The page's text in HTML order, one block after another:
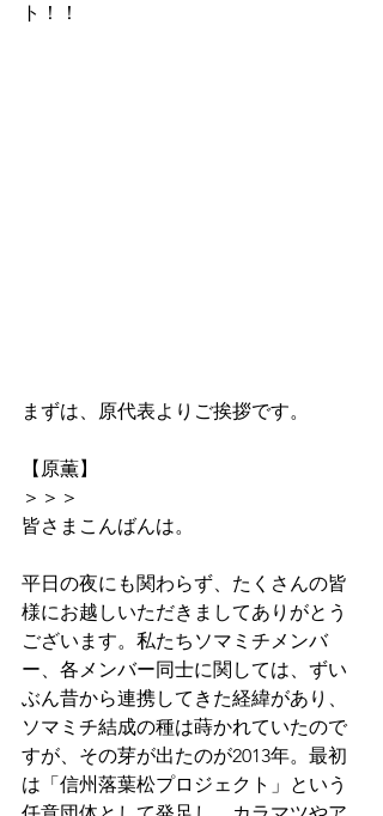
ト！！
まずは、原代表よりご挨拶です。
【原薫】
＞＞＞
皆さまこんばんは。
平日の夜にも関わらず、たくさんの皆
様にお越しいただきましてありがとう
ございます。私たちソマミチメンバ
ー、各メンバー同士に関しては、ずい
ぶん昔から連携してきた経緯があり、
ソマミチ結成の種は蒔かれていたので
すが、その芽が出たのが2013年。最初
は「信州落葉松プロジェクト」という